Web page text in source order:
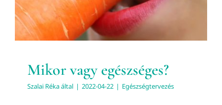
Mikor vagy egészséges?
Szalai Rékaáltal | 2022-04-22 | Egészségtervezés